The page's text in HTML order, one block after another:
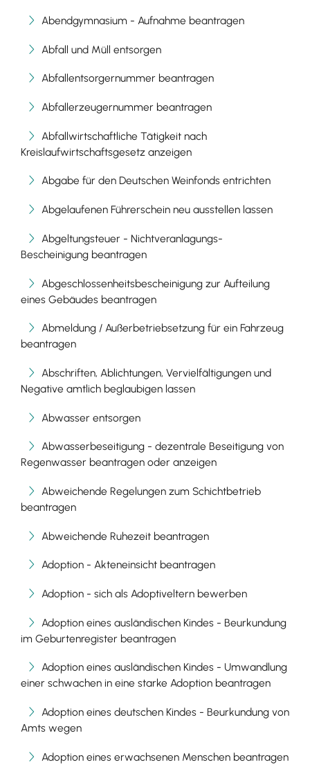
Abendgymnasium - Aufnahme beantragen
Abfall und Müll entsorgen
Abfallentsorgernummer beantragen
Abfallerzeugernummer beantragen
Abfallwirtschaftliche Tätigkeit nach
Kreislaufwirtschaftsgesetz anzeigen
Abgabe für den Deutschen Weinfonds entrichten
Abgelaufenen Führerschein neu ausstellen lassen
Abgeltungsteuer - Nichtveranlagungs-
Bescheinigung beantragen
Abgeschlossenheitsbescheinigung zur Aufteilung
eines Gebäudes beantragen
Abmeldung / Außerbetriebsetzung für ein Fahrzeug
beantragen
Abschriften, Ablichtungen, Vervielfältigungen und
Negative amtlich beglaubigen lassen
Abwasser entsorgen
Abwasserbeseitigung - dezentrale Beseitigung von
Regenwasser beantragen oder anzeigen
Abweichende Regelungen zum Schichtbetrieb
beantragen
Abweichende Ruhezeit beantragen
Adoption - Akteneinsicht beantragen
Adoption - sich als Adoptiveltern bewerben
Adoption eines ausländischen Kindes - Beurkundung
im Geburtenregister beantragen
Adoption eines ausländischen Kindes - Umwandlung
einer schwachen in eine starke Adoption beantragen
Adoption eines deutschen Kindes - Beurkundung von
Amts wegen
Adoption eines erwachsenen Menschen beantragen